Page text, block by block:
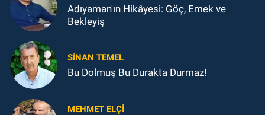
Adıyaman'ın Hikâyesi: Göç, Emek ve
Bekleyiş
SINAN TEMEL
Bu Dolmuş Bu Durakta Durmaz!
MEHMET ELÇI